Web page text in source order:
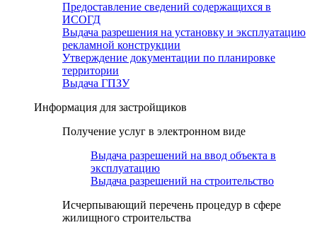
Предоставление сведений содержащихся в
ИСОГД
Выдача разрешения на установку и эксплуатацию
рекламной конструкции
Утверждение документации по планировке
территории
Выдача ГПЗУ
Информация для застройщиков
Получение услуг в электронном виде
Выдача разрешений на ввод объекта в
эксплуатацию
Выдача разрешений на строительство
Исчерпывающий перечень процедур в сфере
жилищного строительства